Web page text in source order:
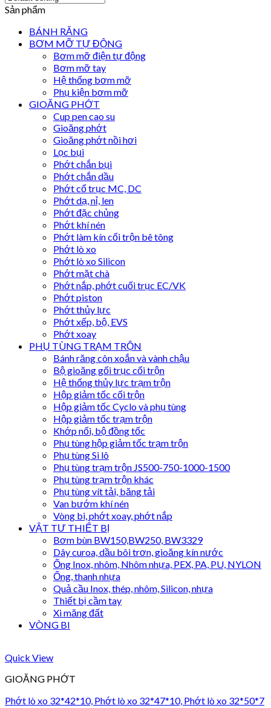
Sản phẩm
BÁNH RĂNG
BƠM MỠ TỰ ĐỘNG
Bơm mỡ điện tự động
Bơm mỡ tay
Hệ thống bơm mỡ
Phụ kiện bơm mỡ
GIOĂNG PHỚT
Cup pen cao su
Gioăng phớt
Gioăng phớt nồi hơi
Lọc bụi
Phớt chắn bụi
Phớt chắn dầu
Phớt cổ trục MC, DC
Phớt dạ, nỉ, len
Phớt đặc chủng
Phớt khí nén
Phớt làm kín cối trộn bê tông
Phớt lò xo
Phớt lò xo Silicon
Phớt mặt chà
Phớt nắp, phớt cuối trục EC/VK
Phớt piston
Phớt thủy lực
Phớt xếp, bộ, EVS
Phớt xoay
PHỤ TÙNG TRẠM TRỘN
Bánh răng côn xoắn và vành chậu
Bộ gioăng gối trục cối trộn
Hệ thống thủy lực trạm trộn
Hộp giảm tốc cối trộn
Hộp giảm tốc Cyclo và phụ tùng
Hộp giảm tốc trạm trộn
Khớp nối, bộ đồng tốc
Phụ tùng hộp giảm tốc trạm trộn
Phụ tùng Si lô
Phụ tùng trạm trộn JS500-750-1000-1500
Phụ tùng trạm trộn khác
Phụ tùng vít tải, băng tải
Van bướm khí nén
Vòng bi, phớt xoay, phớt nắp
VẬT TƯ THIẾT BỊ
Bơm bùn BW150,BW250, BW3329
Dây curoa, dầu bôi trơn, gioăng kín nước
Ống Inox, nhôm, Nhôm nhựa, PEX, PA, PU, NYLON
Ống, thanh nhựa
Quả cầu Inox, thép, nhôm, Silicon, nhựa
Thiết bị cầm tay
Xi măng đất
VÒNG BI
Quick View
GIOĂNG PHỚT
Phớt lò xo 32*42*10, Phớt lò xo 32*47*10, Phớt lò xo 32*50*7